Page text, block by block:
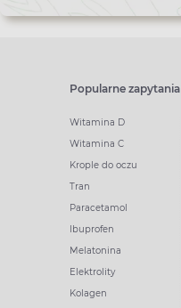
Popularne zapytania
Witamina D
Witamina C
Krople do oczu
Tran
Paracetamol
Ibuprofen
Melatonina
Elektrolity
Kolagen